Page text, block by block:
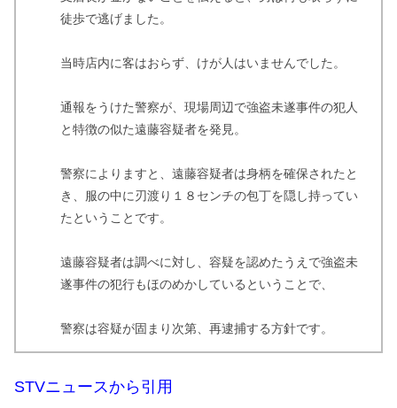
徒歩で逃げました。
当時店内に客はおらず、けが人はいませんでした。
通報をうけた警察が、現場周辺で強盗未遂事件の犯人
と特徴の似た遠藤容疑者を発見。
警察によりますと、遠藤容疑者は身柄を確保されたと
き、服の中に刃渡り１８センチの包丁を隠し持ってい
たということです。
遠藤容疑者は調べに対し、容疑を認めたうえで強盗未
遂事件の犯行もほのめかしているということで、
警察は容疑が固まり次第、再逮捕する方針です。
STVニュースから引用